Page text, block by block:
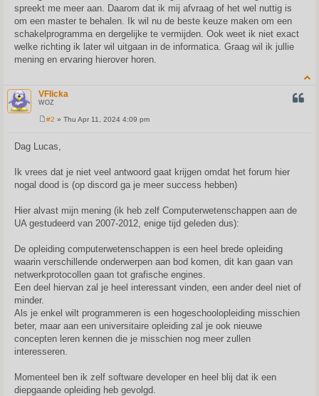
spreekt me meer aan. Daarom dat ik mij afvraag of het wel nuttig is
om een master te behalen. Ik wil nu de beste keuze maken om een
schakelprogramma en dergelijke te vermijden. Ook weet ik niet exact
welke richting ik later wil uitgaan in de informatica. Graag wil ik jullie
mening en ervaring hierover horen.
VFlicka
WOZ
t
#2 » Thu Apr 11, 2024 4:09 pm
Dag Lucas,
Ik vrees dat je niet veel antwoord gaat krijgen omdat het forum hier
nogal dood is (op discord ga je meer success hebben)
Hier alvast mijn mening (ik heb zelf Computerwetenschappen aan de
UA gestudeerd van 2007-2012, enige tijd geleden dus):
De opleiding computerwetenschappen is een heel brede opleiding
waarin verschillende onderwerpen aan bod komen, dit kan gaan van
netwerkprotocollen gaan tot grafische engines.
Een deel hiervan zal je heel interessant vinden, een ander deel niet of
minder.
Als je enkel wilt programmeren is een hogeschoolopleiding misschien
beter, maar aan een universitaire opleiding zal je ook nieuwe
concepten leren kennen die je misschien nog meer zullen
interesseren.
Momenteel ben ik zelf software developer en heel blij dat ik een
diepgaande opleiding heb gevolgd.